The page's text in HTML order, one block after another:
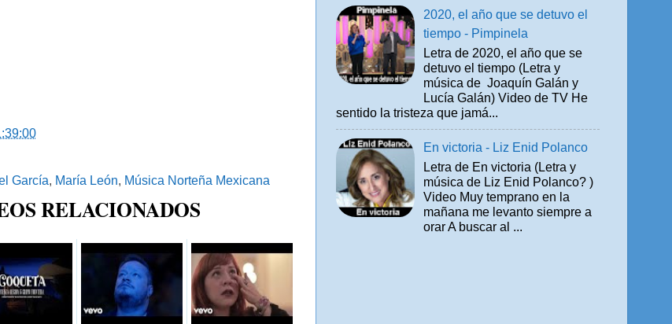
García, María León, Música Norteña Mexicana
RELACIONADOS
2020, el año que se detuvo el
tiempo - Pimpinela
Letra de 2020, el año que se
detuvo el tiempo (Letra y
música de Joaquín Galán y
Lucía Galán) Video de TV He
sentido la tristeza que jamá...
En victoria - Liz Enid Polanco
Letra de En victoria (Letra y
música de Liz Enid Polanco? )
Video Muy temprano en la
mañana me levanto siempre a
orar A buscar al ...